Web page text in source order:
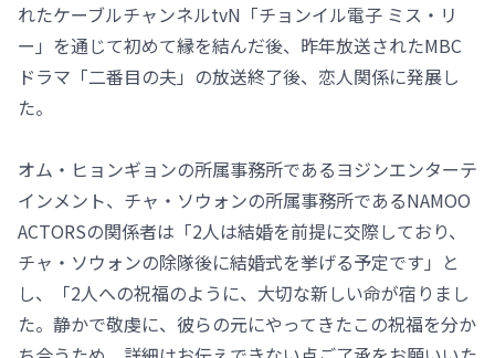
れたケーブルチャンネルtvN「チョンイル電子 ミス・リ
ー」を通じて初めて縁を結んだ後、昨年放送されたMBC
ドラマ「二番目の夫」の放送終了後、恋人関係に発展し
た。
オム・ヒョンギョンの所属事務所であるヨジンエンターテ
インメント、チャ・ソウォンの所属事務所であるNAMOO
ACTORSの関係者は「2人は結婚を前提に交際しており、
チャ・ソウォンの除隊後に結婚式を挙げる予定です」と
し、「2人への祝福のように、大切な新しい命が宿りまし
た。静かで敬虔に、彼らの元にやってきたこの祝福を分か